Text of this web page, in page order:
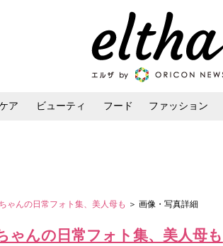
ア ビューティ フード ファッション
ゃんの日常フォト集、美人母も ＞ 画像・写真詳細
ゃんの日常フォト集、美人母も